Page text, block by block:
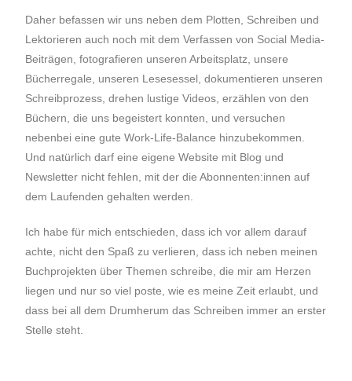
Daher befassen wir uns neben dem Plotten, Schreiben und
Lektorieren auch noch mit dem Verfassen von Social Media-
Beiträgen, fotografieren unseren Arbeitsplatz, unsere
Bücherregale, unseren Lesesessel, dokumentieren unseren
Schreibprozess, drehen lustige Videos, erzählen von den
Büchern, die uns begeistert konnten, und versuchen
nebenbei eine gute Work-Life-Balance hinzubekommen.
Und natürlich darf eine eigene Website mit Blog und
Newsletter nicht fehlen, mit der die Abonnenten:innen auf
dem Laufenden gehalten werden.
Ich habe für mich entschieden, dass ich vor allem darauf
achte, nicht den Spaß zu verlieren, dass ich neben meinen
Buchprojekten über Themen schreibe, die mir am Herzen
liegen und nur so viel poste, wie es meine Zeit erlaubt, und
dass bei all dem Drumherum das Schreiben immer an erster
Stelle steht.